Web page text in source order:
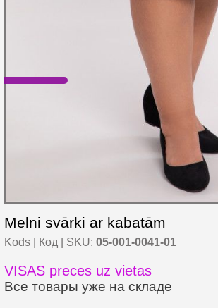
Melni svārki ar kabatām
Kods | Код | SKU: 05-001-0041-01
VISAS preces uz vietas
Все товары уже на складе